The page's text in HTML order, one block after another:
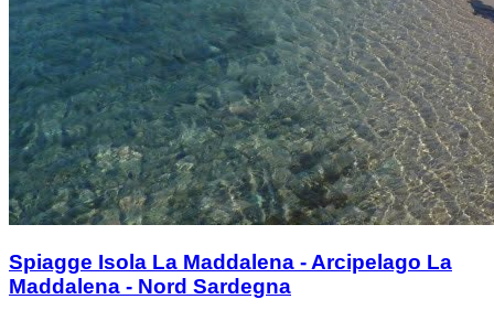
Spiagge Isola La Maddalena - Arcipelago La
Maddalena - Nord Sardegna